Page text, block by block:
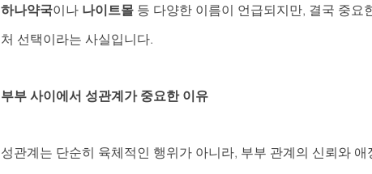
하나약국이나 나이트몰 등 다양한 이름이 언급되지만, 결국 중요
처 선택이라는 사실입니다.
부부 사이에서 성관계가 중요한 이유
성관계는 단순히 육체적인 행위가 아니라, 부부 관계의 신뢰와